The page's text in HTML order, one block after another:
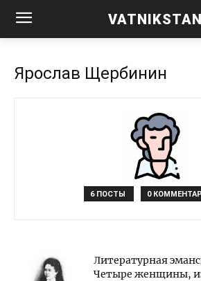
VATNIKSTAN
Ярослав Щербинин
6 ПОСТЫ 0
Литературная
Четыре женщины,